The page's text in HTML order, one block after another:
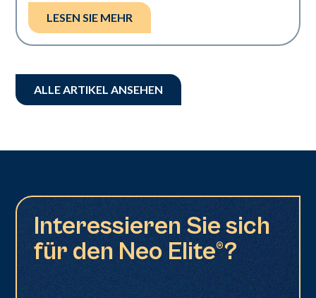
LESEN SIE MEHR
ALLE ARTIKEL ANSEHEN
Interessieren Sie sich
für den Neo Elite®?